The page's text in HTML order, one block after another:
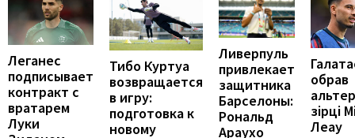
Леганес
подписывает
контракт с
вратарем
Луки
Тибо Куртуа
возвращается
в игру:
подготовка к
новому
Ливерпуль
привлекает
защитника
Барселоны:
Рональд
Араухо
обрав
зірці
Леау